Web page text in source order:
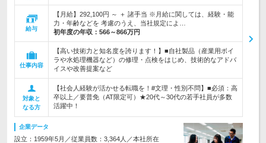
給与
【月給】292,100円 ～ ＋ 諸手当 ※月給に関しては、経験・能
力・年齢などを 考慮のうえ、当社規定によ…
初年度の年収： 566～866万円
仕事内容
【高い技術力と知名度を誇ります！】■自社製品（産業用ボイ
ラや水処理機器など）の修理・点検をはじめ、技術的なアドバ
イスや改善提案など
対象と
なる方
【社会人経験が活かせる転職を！#文理・性別不問】■必須：高
卒以上／要普免（AT限定可）★20代～30代の若手社員が多数
活躍中！
企業データ
設立：1959年5月／従業員数：3,364人／本社所在